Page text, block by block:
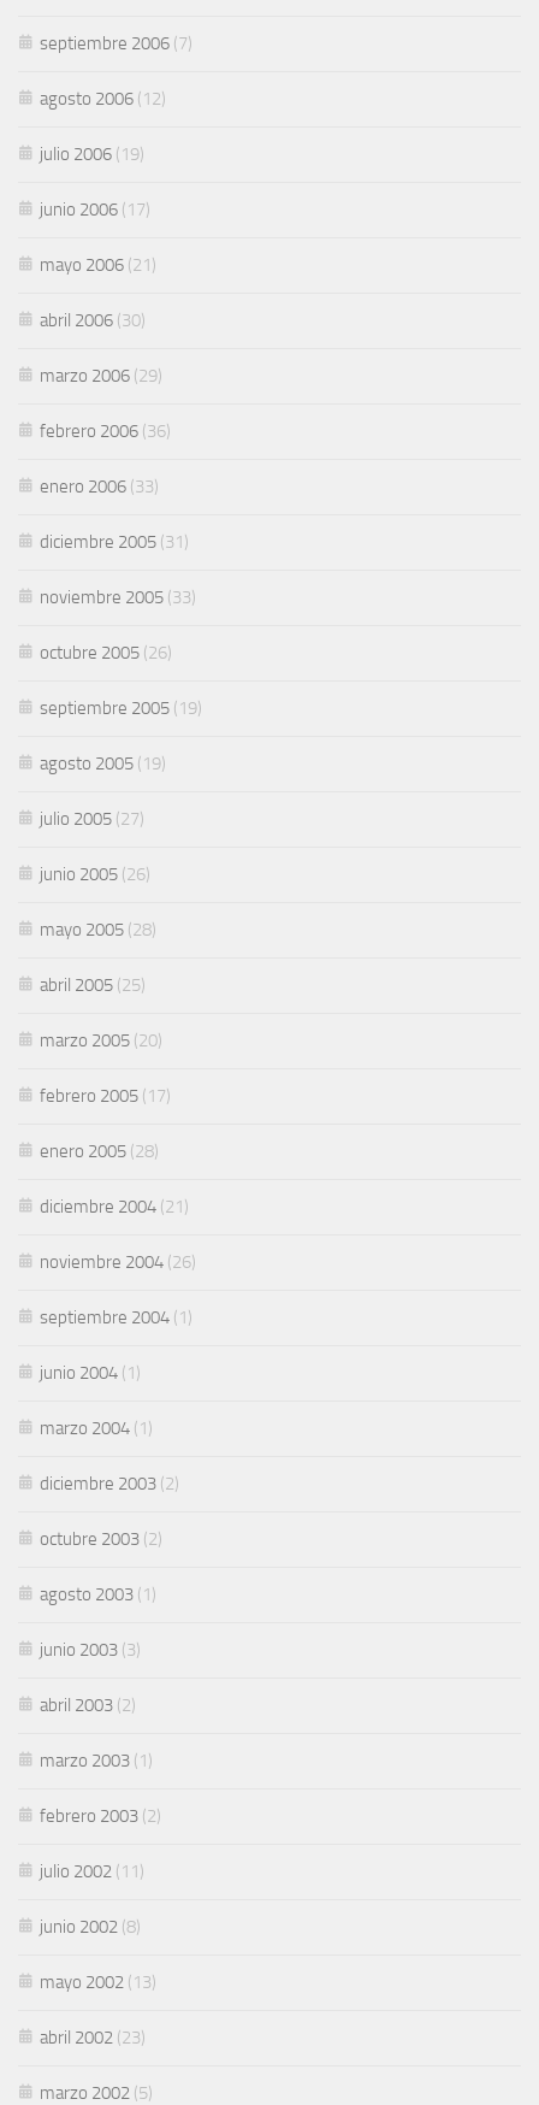
septiembre 2006 (7)
agosto 2006 (12)
julio 2006 (19)
junio 2006 (17)
mayo 2006 (21)
abril 2006 (30)
marzo 2006 (29)
febrero 2006 (36)
enero 2006 (33)
diciembre 2005 (31)
noviembre 2005 (33)
octubre 2005 (26)
septiembre 2005 (19)
agosto 2005 (19)
julio 2005 (27)
junio 2005 (26)
mayo 2005 (28)
abril 2005 (25)
marzo 2005 (20)
febrero 2005 (17)
enero 2005 (28)
diciembre 2004 (21)
noviembre 2004 (26)
septiembre 2004 (1)
junio 2004 (1)
marzo 2004 (1)
diciembre 2003 (2)
octubre 2003 (2)
agosto 2003 (1)
junio 2003 (3)
abril 2003 (2)
marzo 2003 (1)
febrero 2003 (2)
julio 2002 (11)
junio 2002 (8)
mayo 2002 (13)
abril 2002 (23)
marzo 2002 (5)